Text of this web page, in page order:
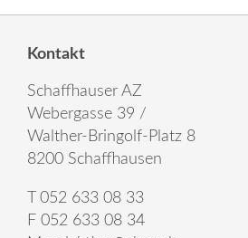
Kontakt
Schaffhauser AZ
Webergasse 39 /
Walther-Bringolf-Platz 8
8200 Schaffhausen
T 052 633 08 33
F 052 633 08 34